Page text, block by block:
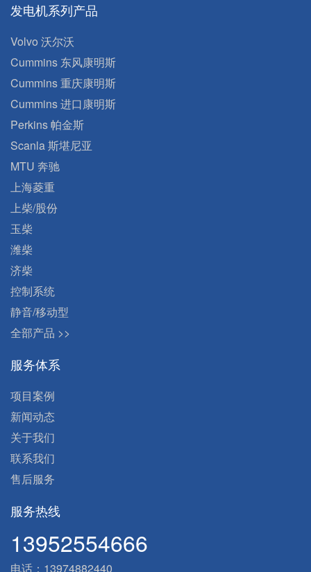
发电机系列产品
Volvo 沃尔沃
Cummins 东风康明斯
Cummins 重庆康明斯
Cummins 进口康明斯
Perkins 帕金斯
Scanla 斯堪尼亚
MTU 奔驰
上海菱重
上柴/股份
玉柴
潍柴
济柴
控制系统
静音/移动型
全部产品 >>
服务体系
项目案例
新闻动态
关于我们
联系我们
售后服务
服务热线
13952554666
电话： 13974882440